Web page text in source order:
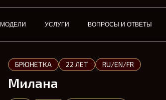
МОДЕЛИ УСЛУГИ ВОПРОСЫ И ОТВЕТЫ
БРЮНЕТКА 22 ЛЕТ RU/EN/FR
Милана